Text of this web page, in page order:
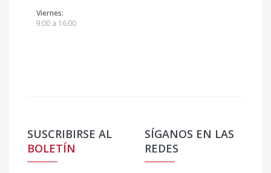
Viernes:
9:00 a 16:00
SUSCRIBIRSE AL
BOLETÍN
SÍGANOS EN LAS
REDES